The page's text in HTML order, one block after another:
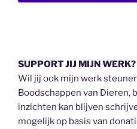
SUPPORT JIJ MIJN WERK?
Wil jij ook mijn werk
Boodschappen van Dieren,
inzichten kan blijven
mogelijk op basis van